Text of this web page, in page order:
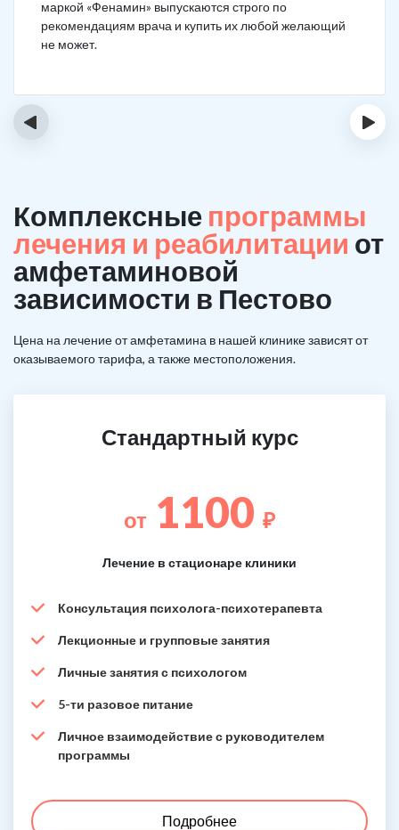
маркой «Фенамин» выпускаются строго по
рекомендациям врача и купить их любой желающий
не может.
‹ ›
Комплексные программы
лечения и реабилитации от
амфетаминовой
зависимости в Пестово
Цена на лечение от амфетамина в нашей клинике зависят от
оказываемого тарифа, а также местоположения.
Стандартный курс
от 1100 ₽
Лечение в стационаре клиники
Консультация психолога-психотерапевта
Лекционные и групповые занятия
Личные занятия с психологом
5-ти разовое питание
Личное взаимодействие с руководителем
программы
Подробнее